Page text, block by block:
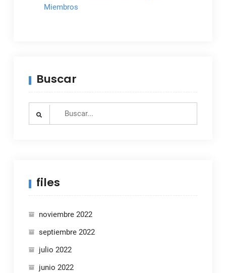
Miembros
Buscar
Search
files
noviembre 2022
septiembre 2022
julio 2022
junio 2022